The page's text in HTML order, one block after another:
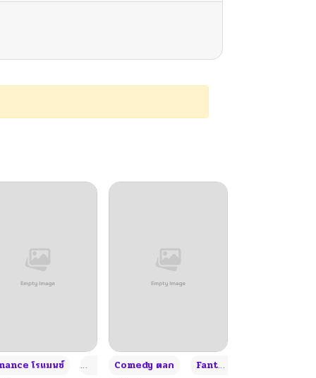
+4
โรแมนซ์ Adult ผู้ใหญ่ +4
Comedy ตลก Fantasy แฟนตาซี